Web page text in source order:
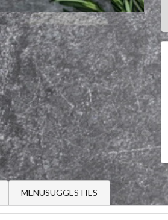
MENUSUGGESTIES